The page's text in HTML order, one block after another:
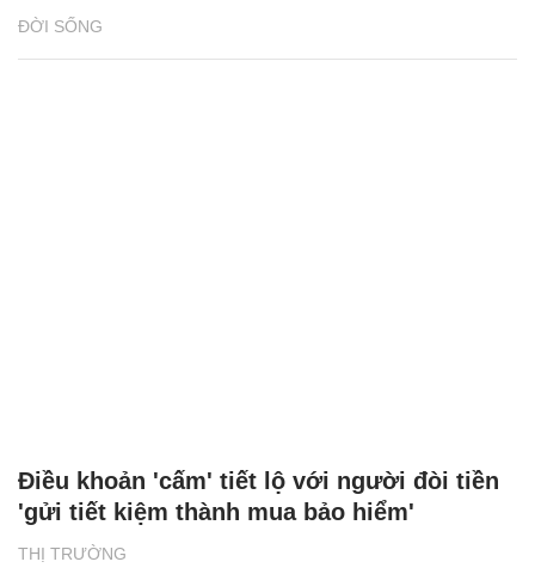
ĐỜI SỐNG
THỊ TRƯỜNG
Điều khoản 'cấm' tiết lộ với người đòi tiền
'gửi tiết kiệm thành mua bảo hiểm'